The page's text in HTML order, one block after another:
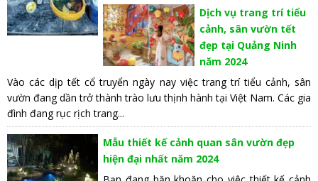
Dịch vụ trang trí tiểu
cảnh, sân vườn tết
đẹp tại Quảng Ninh
năm 2024
Vào các dịp tết cổ truyển ngày nay việc trang trí tiểu cảnh, sân
vườn đang dần trở thành trào lưu thịnh hành tại Việt Nam. Các gia
đình đang rục rịch trang...
Mẫu thiết kế cảnh quan sân vườn đẹp
hiện đại nhất năm 2024